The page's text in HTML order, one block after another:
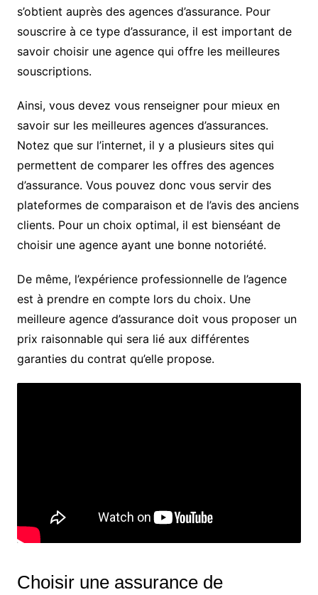
s’obtient auprès des agences d’assurance. Pour
souscrire à ce type d’assurance, il est important de
savoir choisir une agence qui offre les meilleures
souscriptions.
Ainsi, vous devez vous renseigner pour mieux en
savoir sur les meilleures agences d’assurances.
Notez que sur l’internet, il y a plusieurs sites qui
permettent de comparer les offres des agences
d’assurance. Vous pouvez donc vous servir des
plateformes de comparaison et de l’avis des anciens
clients. Pour un choix optimal, il est bienséant de
choisir une agence ayant une bonne notoriété.
De même, l’expérience professionnelle de l’agence
est à prendre en compte lors du choix. Une
meilleure agence d’assurance doit vous proposer un
prix raisonnable qui sera lié aux différentes
garanties du contrat qu’elle propose.
Choisir une assurance de